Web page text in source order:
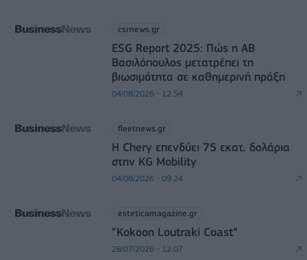
csrnews.gr
ESG Report 2025: Πώς η ΑΒ
Βασιλόπουλος μετατρέπει τη
βιωσιμότητα σε καθημερινή πράξη
04/08/2026 - 12:54
fleetnews.gr
Η Chery επενδύει 75 εκατ. δολάρια
στην KG Mobility
04/08/2026 - 09:24
esteticamagazine.gr
“Kokoon Loutraki Coast”
28/07/2026 - 12:07